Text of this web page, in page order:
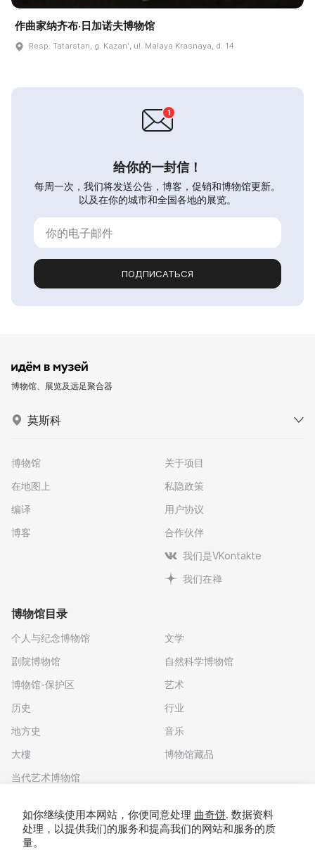
作曲家纳齐布·日加诺夫博物馆
Resp. Tatarstan, g. Kazanʹ, ul. Malaya Krasnaya, d. 14
给你的一封信！
每周一次，我们将发送公告，博客，促销和博物馆更新。
以及在你的城市和全国各地的展览。
ПОДПИСАТЬСЯ
博物馆、展览及远足聚合器
莫斯科
博物馆
在地图上
编译
博客
关于项目
私隐政策
用户协议
合作伙伴
我们是VKontakte
我们在禅
博物馆目录
个人与纪念博物馆
剧院博物馆
博物馆-保护区
历史
地方史
大樓
当代艺术博物馆
文学
自然科学博物馆
艺术
行业
音乐
博物馆藏品
如你继续使用本网站，你便同意处理 曲奇饼. 数据资料
处理，以提供我们的服务和提高我们的网站和服务的质
量。